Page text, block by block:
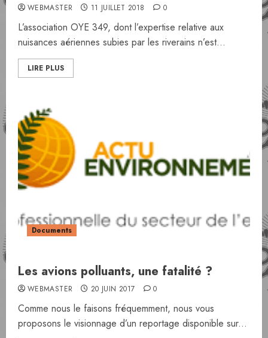
WEBMASTER 11 JUILLET 2018 0
L’association OYE 349, dont l’expertise relative aux
nuisances aériennes subies par les riverains n’est...
LIRE PLUS
Documents
Les avions polluants, une fatalité ?
WEBMASTER 20 JUIN 2017 0
Comme nous le faisons fréquemment, nous vous
proposons le visionnage d’un reportage disponible sur...